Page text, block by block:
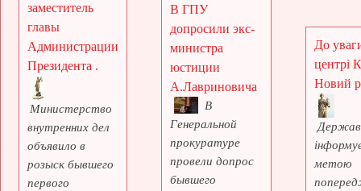
заместитель
главы
Администрации
Президента .
Министерство
внутренних дел
объявило в
розыск бывшего
первого
В ГПУ
допросили экс-
министра
юстиции
А.Лавриновича
В
Генеральной
прокуратуре
провели допрос
бывшего
До
центрі
Новий
метою